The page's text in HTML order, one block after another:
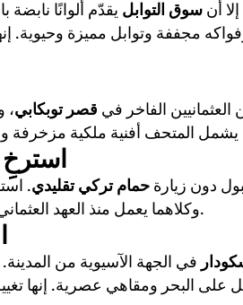
أنسوق التوابل يقدّم ألوانًا نابضة
مجففة وتوابل مميزة وحيوية.
الفاخر في قصر توبكابي،
10.
دون زيارةحمام تركي تقليدي.
شهيرة مثل Cagaloglu أو Cemberlitas، وكلاهما يعمل منذ العهد العثماني.
في الجهة الآسيوية من المدينة.
البحر ومقاهي عصرية. إنها